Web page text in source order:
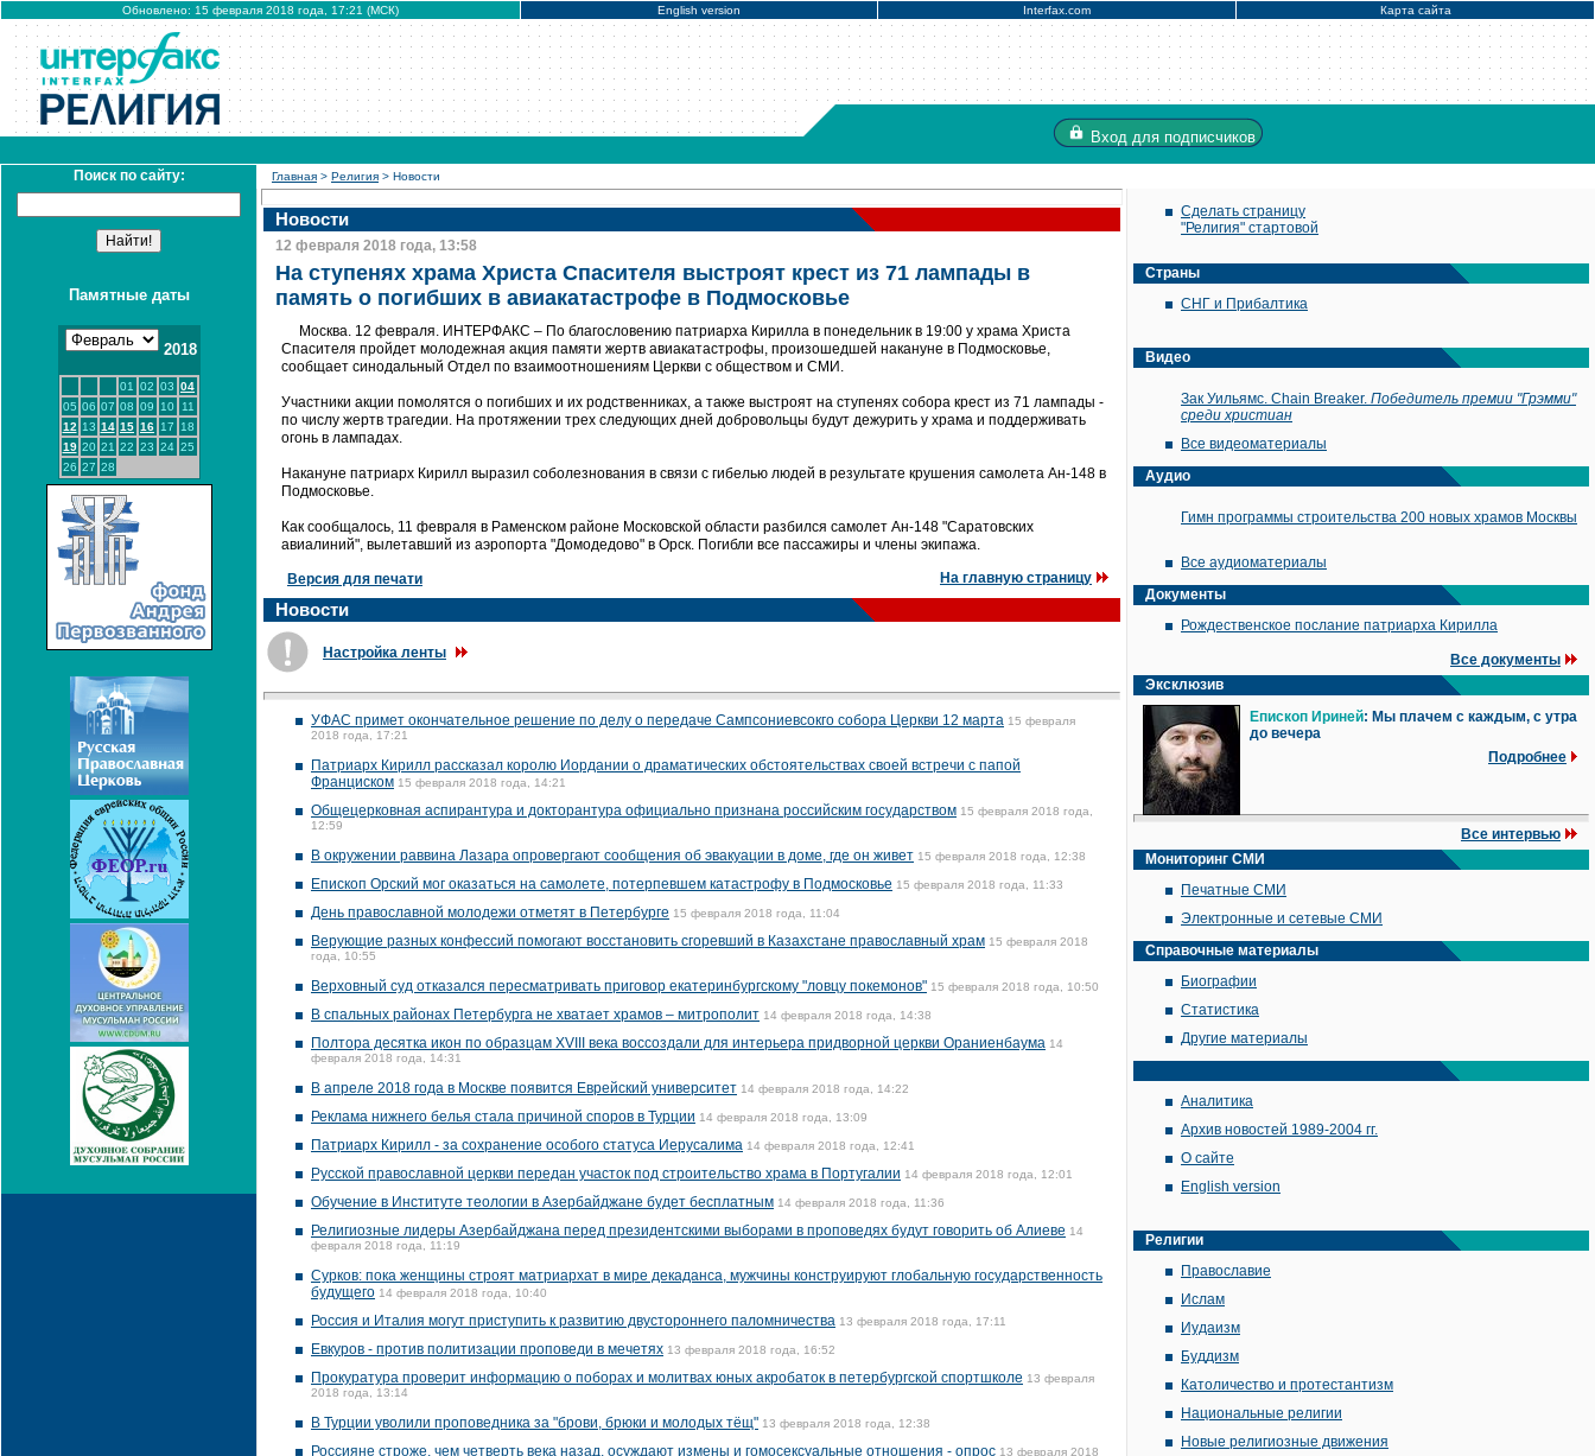
Обновлено: 15 февраля 2018 года, 17:21 (МСК) English version Interfax.com Карта сайта
Вход для подписчиков
Поиск по сайту:
Памятные даты
2018
01 02 03 04
05 06 07 08 09 10
11
12 13 14 15 16 17
18
19 20 21 22 23 24 25
26 27 28
Главная > Религия > Новости
Новости
12 февраля 2018 года, 13:58
На ступенях храма Христа Спасителя выстроят крест из 71 лампады в
память о погибших в авиакатастрофе в Подмосковье
Москва. 12 февраля. ИНТЕРФАКС – По благословению патриарха Кирилла в понедельник в 19:00 у храма Христа
Спасителя пройдет молодежная акция памяти жертв авиакатастрофы, произошедшей накануне в Подмосковье,
сообщает синодальный Отдел по взаимоотношениям Церкви с обществом и СМИ.
Участники акции помолятся о погибших и их родственниках, а также выстроят на ступенях собора крест из 71 лампады -
по числу жертв трагедии. На протяжении трех следующих дней добровольцы будут дежурить у храма и поддерживать
огонь в лампадах.
Накануне патриарх Кирилл выразил соболезнования в связи с гибелью людей в результате крушения самолета Ан-148 в
Подмосковье.
Как сообщалось, 11 февраля в Раменском районе Московской области разбился самолет Ан-148 "Саратовских
авиалиний", вылетавший из аэропорта "Домодедово" в Орск. Погибли все пассажиры и члены экипажа.
Версия для печати На главную страницу
Новости
Настройка ленты
УФАС примет окончательное решение по делу о передаче Сампсониевсокго собора Церкви 12 марта 15 февраля
2018 года, 17:21
Патриарх Кирилл рассказал королю Иордании о драматических обстоятельствах своей встречи с папой
Франциском 15 февраля 2018 года, 14:21
Общецерковная аспирантура и докторантура официально признана российским государством 15 февраля 2018 года,
12:59
В окружении раввина Лазара опровергают сообщения об эвакуации в доме, где он живет 15 февраля 2018 года, 12:38
Епископ Орский мог оказаться на самолете, потерпевшем катастрофу в Подмосковье 15 февраля 2018 года, 11:33
День православной молодежи отметят в Петербурге 15 февраля 2018 года, 11:04
Верующие разных конфессий помогают восстановить сгоревший в Казахстане православный храм 15 февраля 2018
года, 10:55
Верховный суд отказался пересматривать приговор екатеринбургскому "ловцу покемонов" 15 февраля 2018 года, 10:50
В спальных районах Петербурга не хватает храмов – митрополит 14 февраля 2018 года, 14:38
Полтора десятка икон по образцам XVIII века воссоздали для интерьера придворной церкви Ораниенбаума 14
февраля 2018 года, 14:31
В апреле 2018 года в Москве появится Еврейский университет 14 февраля 2018 года, 14:22
Реклама нижнего белья стала причиной споров в Турции 14 февраля 2018 года, 13:09
Патриарх Кирилл - за сохранение особого статуса Иерусалима 14 февраля 2018 года, 12:41
Русской православной церкви передан участок под строительство храма в Португалии 14 февраля 2018 года, 12:01
Обучение в Институте теологии в Азербайджане будет бесплатным 14 февраля 2018 года, 11:36
Религиозные лидеры Азербайджана перед президентскими выборами в проповедях будут говорить об Алиеве 14
февраля 2018 года, 11:19
Сурков: пока женщины строят матриархат в мире декаданса, мужчины конструируют глобальную государственность
будущего 14 февраля 2018 года, 10:40
Россия и Италия могут приступить к развитию двустороннего паломничества 13 февраля 2018 года, 17:11
Евкуров - против политизации проповеди в мечетях 13 февраля 2018 года, 16:52
Прокуратура проверит информацию о поборах и молитвах юных акробаток в петербургской спортшколе 13 февраля
2018 года, 13:14
В Турции уволили проповедника за "брови, брюки и молодых тёщ" 13 февраля 2018 года, 12:38
Россияне строже, чем четверть века назад, осуждают измены и гомосексуальные отношения - опрос 13 февраля 2018
Сделать страницу
"Религия" стартовой
Страны
СНГ и Прибалтика
Видео
Зак Уильямс. Chain Breaker. Победитель премии "Грэмми"
среди христиан
Все видеоматериалы
Аудио
Гимн программы строительства 200 новых храмов Москвы
Все аудиоматериалы
Документы
Рождественское послание патриарха Кирилла
Все документы
Эксклюзив
Епископ Ириней: Мы плачем с каждым, с утра
до вечера
Подробнее
Все интервью
Мониторинг СМИ
Печатные СМИ
Электронные и сетевые СМИ
Справочные материалы
Биографии
Статистика
Другие материалы
Аналитика
Архив новостей 1989-2004 гг.
О сайте
English version
Религии
Православие
Ислам
Иудаизм
Буддизм
Католичество и протестантизм
Национальные религии
Новые религиозные движения